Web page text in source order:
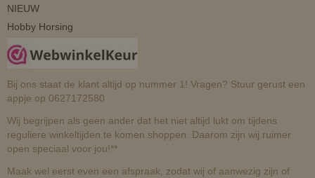
NIEUW
Hobby Horsing
Bij ons staat de klant altijd op nummer 1! Vragen? Stuur gerust een
appje op 0627172580
Wij begrijpen als geen ander dat het niet altijd lukt om tijdens
reguliere winkeltijden te komen shoppen. Daarom zijn wij ruimer
open speciaal voor jou!**
Maak wel eerst even een afspraak, zodat wij of aanwezig zijn of